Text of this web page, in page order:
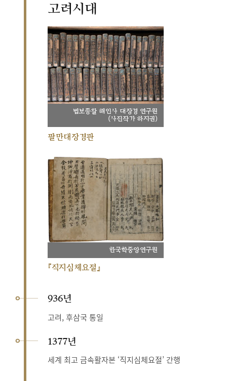
고려시대
법보종찰 해인사 대장경 연구원
(사진작가 하지권)
팔만대장경판
한국학중앙연구원
『직지심체요절』
936년
고려, 후삼국 통일
1377년
세계 최고 금속활자본 ‘직지심체요절’ 간행